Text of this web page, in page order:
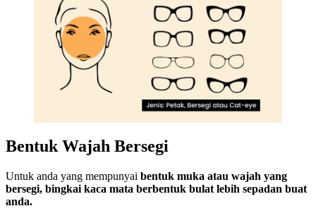
Bentuk Wajah Bersegi
Untuk anda yang mempunyai bentuk muka atau wajah yang
bersegi, bingkai kaca mata berbentuk bulat lebih sepadan buat
anda.